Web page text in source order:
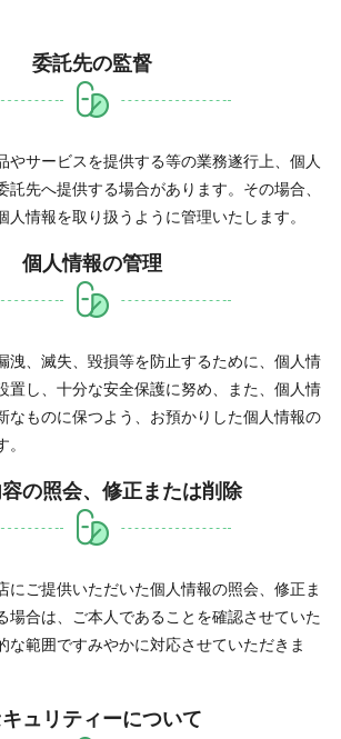
委託先の監督
やサービスを提供する等の業務遂行上、個人
託先へ提供する場合があります。その場合、
人情報を取り扱うように管理いたします。
個人情報の管理
洩、滅失、毀損等を防止するために、個人情
置し、十分な安全保護に努め、また、個人情
なものに保つよう、お預かりした個人情報の
の照会、修正または削除
にご提供いただいた個人情報の照会、修正ま
場合は、ご本人であることを確認させていた
な範囲ですみやかに対応させていただきま
ュリティーについて